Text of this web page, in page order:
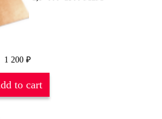
1 200 ₽
to cart